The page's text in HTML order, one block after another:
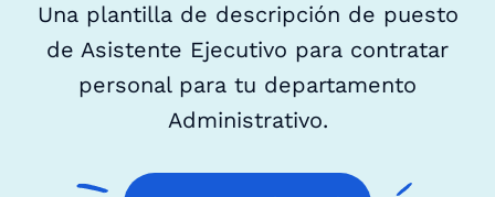
Una plantilla de descripción de puesto
de Asistente Ejecutivo para contratar
personal para tu departamento
Administrativo.